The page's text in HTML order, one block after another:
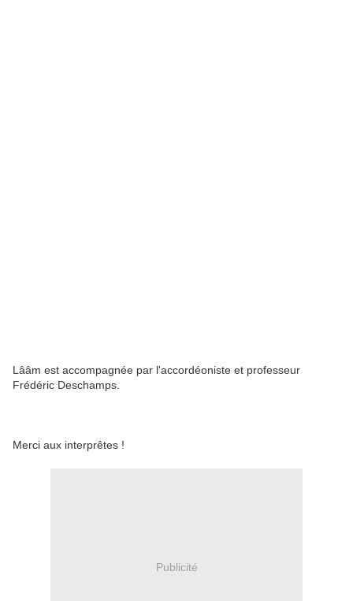
Lââm est accompagnée par l'accordéoniste et professeur
Frédéric Deschamps.
Merci aux interprêtes !
Publicité